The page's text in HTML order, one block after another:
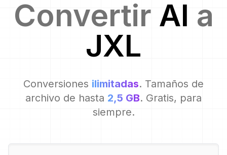
Convertir AI a
JXL
Conversiones ilimitadas. Tamaños de
archivo de hasta 2,5 GB. Gratis, para
siempre.